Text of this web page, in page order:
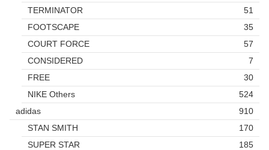
TERMINATOR
51
FOOTSCAPE
35
COURT FORCE
57
CONSIDERED
7
FREE
30
NIKE Others
524
adidas
910
STAN SMITH
170
SUPER STAR
185